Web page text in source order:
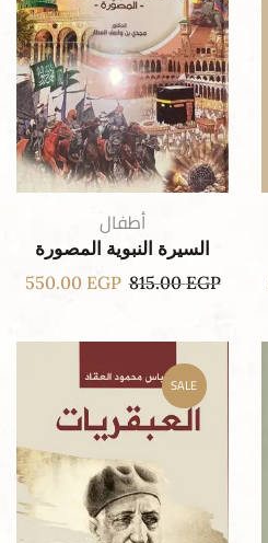
أطفال
السيرة النبوية المصورة
815.00EGP
550.00 EGP
SALE